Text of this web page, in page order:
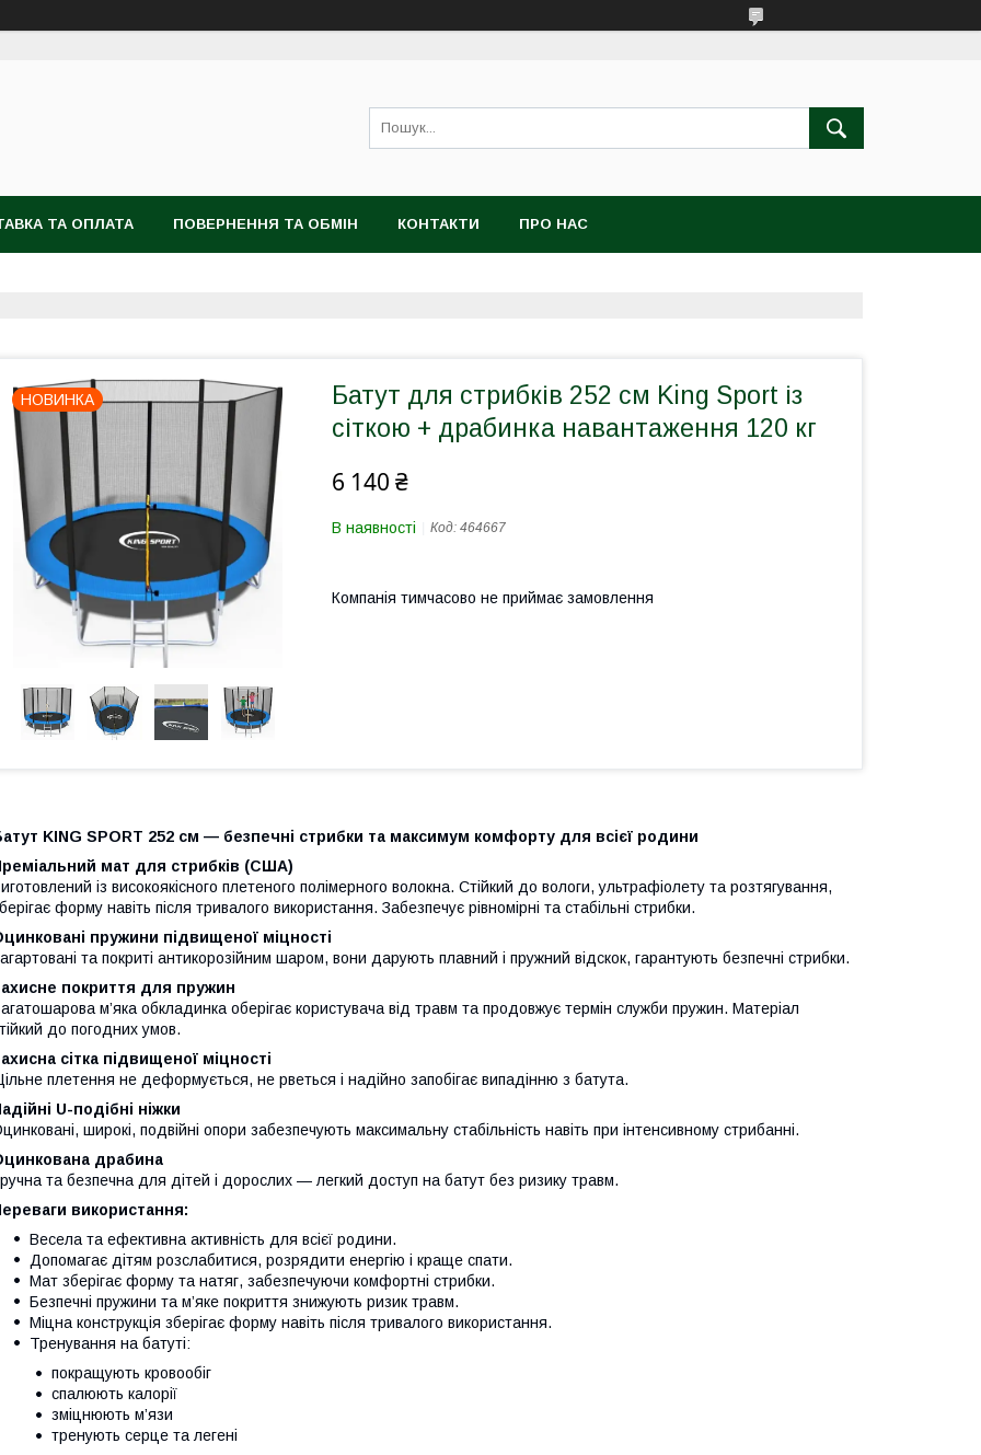
ТА ОПЛАТА ПОВЕРНЕННЯ ТА ОБМІН КОНТАКТИ ПРО НАС
НОВИНКА
Батут для стрибків 252 см King Sport із
сіткою + драбинка навантаження 120 кг
6 140 ₴
В наявності Код: 464667
Компанія тимчасово не приймає замовлення
KING SPORT 252 см — безпечні стрибки та максимум комфорту для всієї родини
мат для стрибків (США)
із високоякісного плетеного полімерного волокна. Стійкий до вологи, ультрафіолету та розтягування,
форму навіть після тривалого використання. Забезпечує рівномірні та стабільні стрибки.
пружини підвищеної міцності
та покриті антикорозійним шаром, вони дарують плавний і пружний відскок, гарантують безпечні стрибки.
покриття для пружин
м’яка обкладинка оберігає користувача від травм та продовжує термін служби пружин. Матеріал
до погодних умов.
сітка підвищеної міцності
плетення не деформується, не рветься і надійно запобігає випадінню з батута.
U-подібні ніжки
широкі, подвійні опори забезпечують максимальну стабільність навіть при інтенсивному стрибанні.
драбина
та безпечна для дітей і дорослих — легкий доступ на батут без ризику травм.
використання:
Весела та ефективна активність для всієї родини.
Допомагає дітям розслабитися, розрядити енергію і краще спати.
Мат зберігає форму та натяг, забезпечуючи комфортні стрибки.
Безпечні пружини та м’яке покриття знижують ризик травм.
Міцна конструкція зберігає форму навіть після тривалого використання.
Тренування на батуті:
покращують кровообіг
спалюють калорії
зміцнюють м’язи
тренують серце та легені